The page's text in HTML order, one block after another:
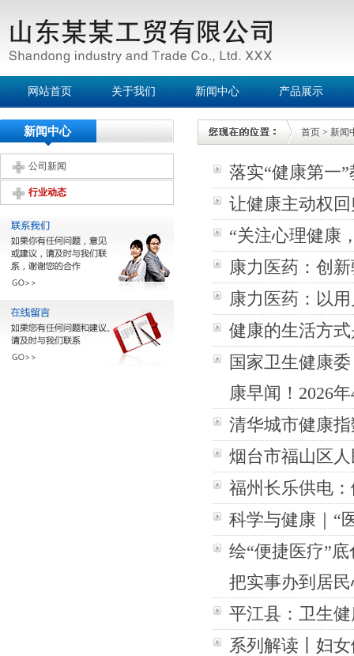
网站首页 关于我们 新闻中心 产品展示
新闻中心
公司新闻
行业动态
首页 > 新闻
落实“健康第一
让健康主动权
“关注心理健康
康力医药：创
康力医药：以
健康的生活方
国家卫生健康
康早闻！2026
清华城市健康
烟台市福山区
福州长乐供电
科学与健康｜“
绘“便捷医疗”
把实事办到居
平江县：卫生
系列解读丨妇